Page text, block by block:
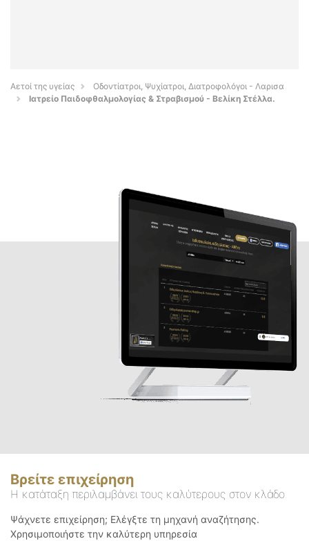
Αετοί της υγείας
Οδοντίατροι, Ψυχίατροι, Διατροφολόγοι - Λαρισα
Ιατρείο Παιδοφθαλμολογίας & Στραβισμού - Βελίκη Στέλλα.
Βρείτε επιχείρηση
Η κατάταξη περιλαμβάνει τους καλύτερους στον κλάδο
Ψάχνετε επιχείρηση; Ελέγξτε τη μηχανή αναζήτησης.
Χρησιμοποιήστε την καλύτερη υπηρεσία